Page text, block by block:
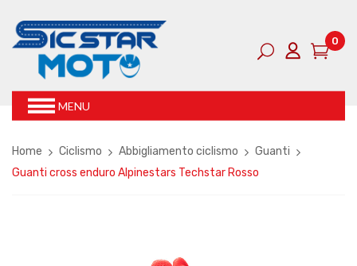
0
MENU
Home Ciclismo Abbigliamento ciclismo
Guanti
Guanti cross enduro Alpinestars Techstar Rosso